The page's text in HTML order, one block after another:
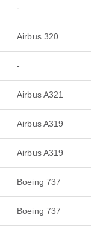
-
Airbus 320
-
Airbus A321
Airbus A319
Airbus A319
Boeing 737
Boeing 737